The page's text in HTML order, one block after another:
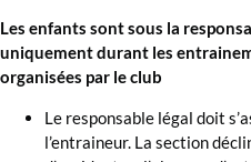
Les enfants sont sous la
uniquement durant les
organisées par le club
Le responsable légal doit
l’entraineur. La section